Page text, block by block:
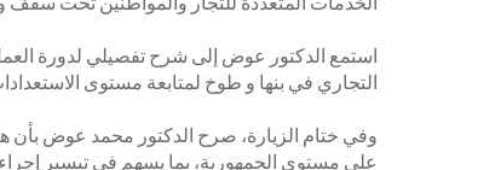
استمع الدكتور عوض إلى شرح تفصيلي لدورة
التجاري في بنها و طوخ لمتابعة مستوى
وفي ختام الزيارة، صرح الدكتور محمد عوض بأن
على مستوى الجمهورية، بما يسهم في تيسير